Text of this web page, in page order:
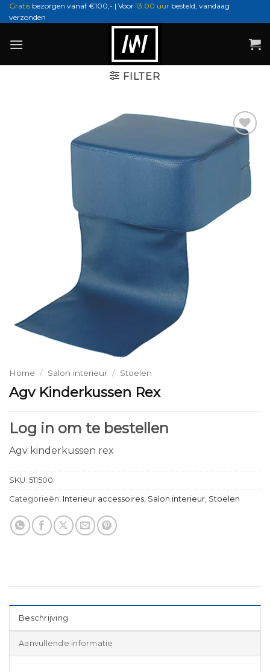
Ga
naar
Gratis bezorgen vanaf €100,- | Voor 13.00 uur besteld, vandaag
verzonden
FILTER
Home / Salon interieur / Stoelen
Agv Kinderkussen Rex
Log in om te bestellen
Agv kinderkussen rex
SKU: 511500
Categorieën: Interieur accessoires Salon interieur Stoelen
Beschrijving
Aanvullende informatie